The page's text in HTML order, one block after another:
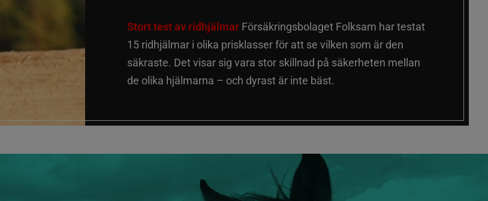
Stort test av ridhjälmar Försäkringsbolaget Folksam har testat
15 ridhjälmar i olika prisklasser för att se vilken som är den
säkraste. Det visar sig vara stor skillnad på säkerheten mellan
de olika hjälmarna – och dyrast är inte bäst.